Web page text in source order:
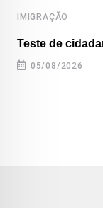
IMIGRAÇÃO
Teste de
05/08/2026